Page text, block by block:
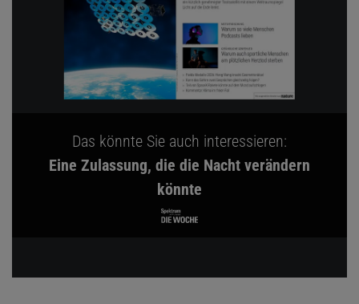
Das könnte Sie auch interessieren:
Eine Zulassung, die die Nacht verändern
könnte